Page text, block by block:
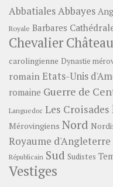
AbbatialesAbbayes
Royale Barbares
Chevalier
carolingienne Dynastie
romainEtats-Unis
romaine Guerre de
Languedoc Les Croisades
Mérovingiens Nord
Royaume d'Angleterre
Républicain Sud Sudistes
Vestiges